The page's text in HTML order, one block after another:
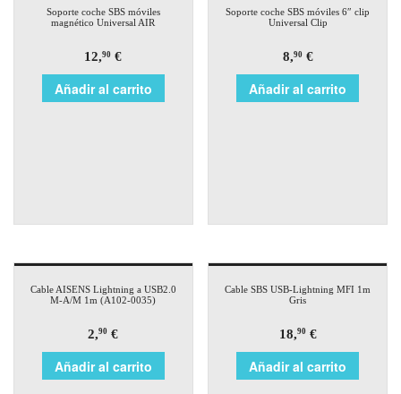
Soporte coche SBS móviles
magnético Universal AIR
12,90 €
Añadir al carrito
Soporte coche SBS móviles 6″ clip
Universal Clip
8,90€
Añadir al carrito
Cable AISENS Lightning a USB2.0
M-A/M 1m (A102-0035)
2,90 €
Añadir al carrito
Cable SBS USB-Lightning MFI 1m
Gris
18,90€
Añadir al carrito